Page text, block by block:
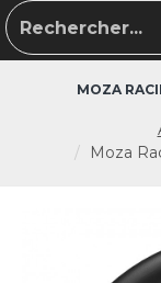
Moza
MOZA